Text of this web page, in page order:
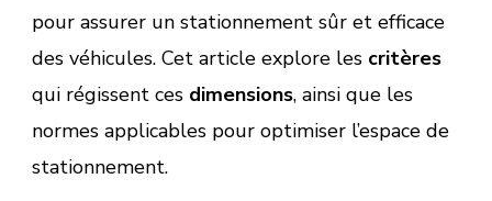
pour assurer un stationnement sûr et efficace
des véhicules. Cet article explore les critères
qui régissent ces dimensions, ainsi que les
normes applicables pour optimiser l’espace de
stationnement.